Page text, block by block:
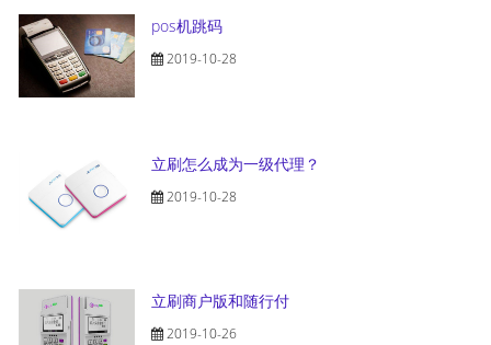
pos机跳码
2019-10-28
立刷怎么成为一级代理？
2019-10-28
立刷商户版和随行付
2019-10-26